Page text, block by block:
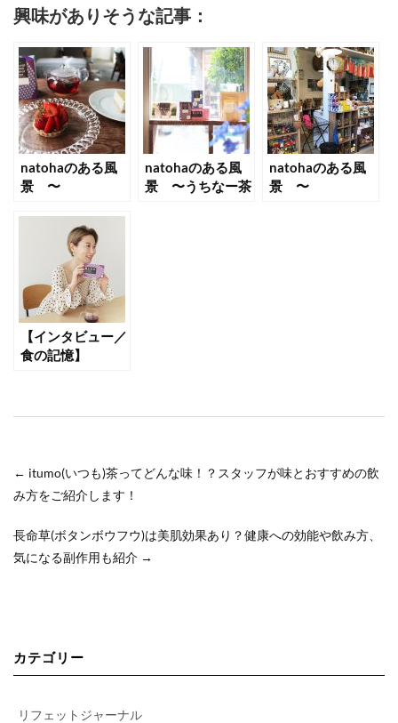
興味がありそうな記事：
natohaのある風
景 〜
natohaのある風
景 〜うちなー茶
natohaのある風
景 〜
【インタビュー／
食の記憶】
← itumo(いつも)茶ってどんな味！？スタッフが味とおすすめの飲
み方をご紹介します！
長命草(ボタンボウフウ)は美肌効果あり？健康への効能や飲み方、
気になる副作用も紹介 →
カテゴリー
リフェットジャーナル